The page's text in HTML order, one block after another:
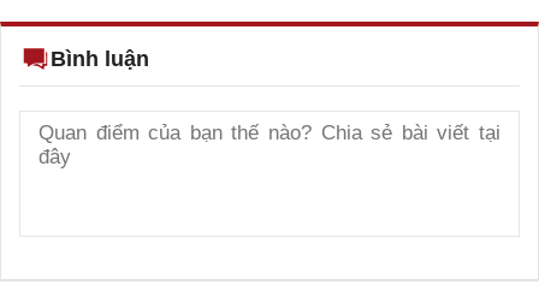
Bình luận